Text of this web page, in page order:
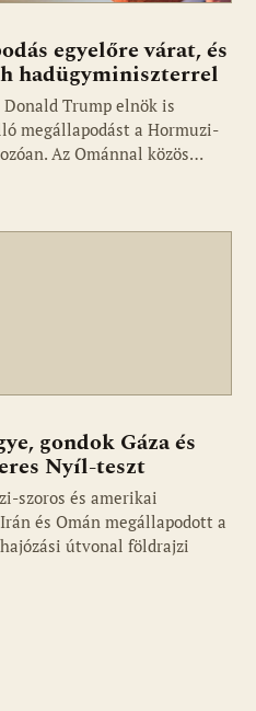
egyelőre várat, és
hadügyminiszterrel
Trump elnök is
megállapodást a Hormuzi-
Az Ománnal közös…
gondok Gáza és
Nyíl-teszt
szoros és amerikai
és Omán megállapodott a
útvonal földrajzi